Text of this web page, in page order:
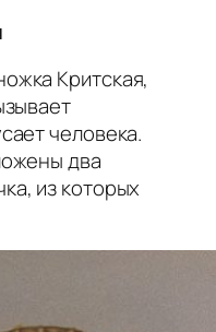
Критская,
человека.
два
из которых